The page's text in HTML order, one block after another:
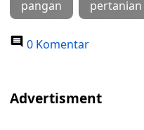
pangan pertanian
0 Komentar